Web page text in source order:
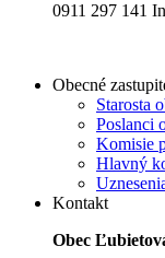
0911 297 141
Obecné
Starosta
Poslanci
Komisie
Hlavný
Kontakt
Obec